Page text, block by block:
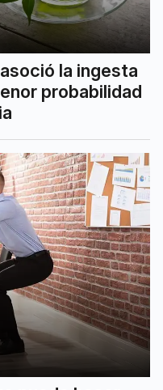
la ingesta
probabilidad